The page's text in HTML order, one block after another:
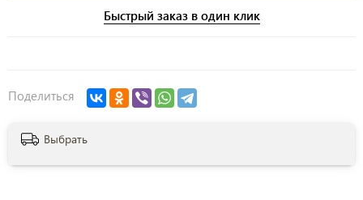
Быстрый заказ в один клик
Поделиться
Выбрать